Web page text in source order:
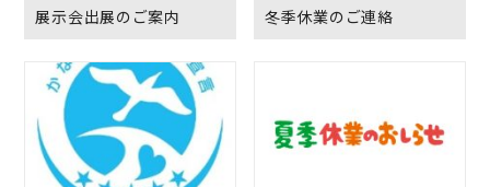
展示会出展のご案内 冬季休業のご連絡